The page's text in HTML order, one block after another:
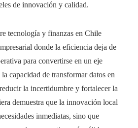
de innovación y calidad.
tecnología y finanzas en Chile
donde la eficiencia deja de
para convertirse en un eje
capacidad de transformar datos en
la incertidumbre y fortalecer la
demuestra que la innovación local
inmediatas, sino que